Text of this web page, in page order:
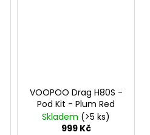
VOOPOO Drag H80S -
Pod Kit - Plum Red
Skladem (>5 ks)
999 Kč